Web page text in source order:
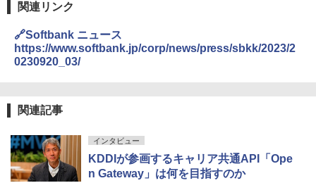
関連リンク
🔗Softbank ニュース
https://www.softbank.jp/corp/news/press/sbkk/2023/2
0230920_03/
関連記事
インタビュー
KDDIが参画するキャリア共通API「Ope
n Gateway」は何を目指すのか